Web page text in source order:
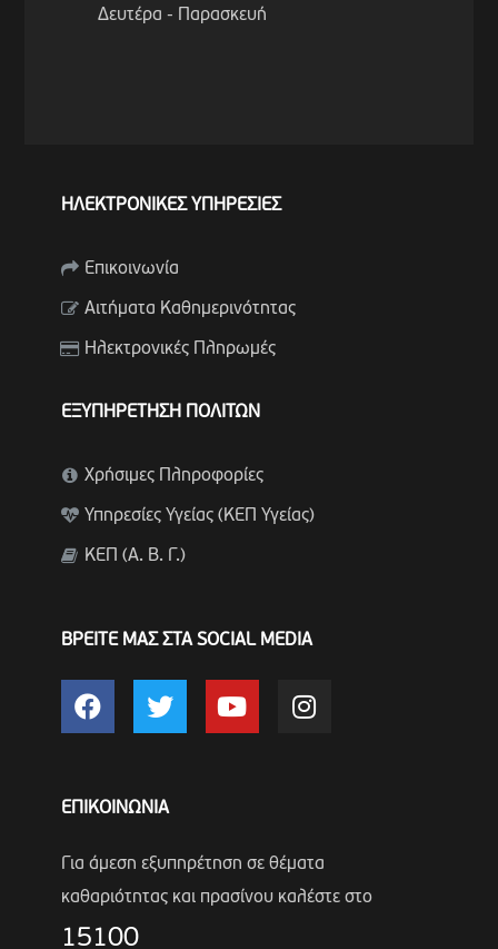
Δευτέρα - Παρασκευή
ΗΛΕΚΤΡΟΝΙΚΕΣ ΥΠΗΡΕΣΙΕΣ
Επικοινωνία
Αιτήματα Καθημερινότητας
Ηλεκτρονικές Πληρωμές
ΕΞΥΠΗΡΕΤΗΣΗ ΠΟΛΙΤΩΝ
Χρήσιμες Πληροφορίες
Υπηρεσίες Υγείας (ΚΕΠ Υγείας)
ΚΕΠ (Α. Β. Γ.)
ΒΡΕΙΤΕ ΜΑΣ ΣΤΑ SOCIAL MEDIA
ΕΠΙΚΟΙΝΩΝΙΑ
Για άμεση εξυπηρέτηση σε θέματα
καθαριότητας και πρασίνου καλέστε στο
15100